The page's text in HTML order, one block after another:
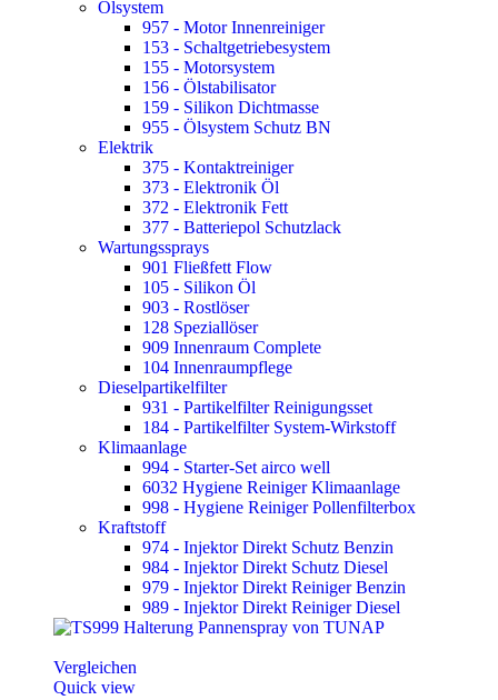
Ölsystem
957 - Motor Innenreiniger
153 - Schaltgetriebesystem
155 - Motorsystem
156 - Ölstabilisator
159 - Silikon Dichtmasse
955 - Ölsystem Schutz BN
Elektrik
375 - Kontaktreiniger
373 - Elektronik Öl
372 - Elektronik Fett
377 - Batteriepol Schutzlack
Wartungssprays
901 Fließfett Flow
105 - Silikon Öl
903 - Rostlöser
128 Speziallöser
909 Innenraum Complete
104 Innenraumpflege
Dieselpartikelfilter
931 - Partikelfilter Reinigungsset
184 - Partikelfilter System-Wirkstoff
Klimaanlage
994 - Starter-Set airco well
6032 Hygiene Reiniger Klimaanlage
998 - Hygiene Reiniger Pollenfilterbox
Kraftstoff
974 - Injektor Direkt Schutz Benzin
984 - Injektor Direkt Schutz Diesel
979 - Injektor Direkt Reiniger Benzin
989 - Injektor Direkt Reiniger Diesel
Vergleichen
Quick view